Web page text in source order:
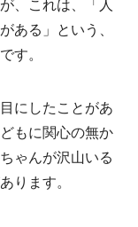
、これは、「人
ある」という、
す。
にしたことがあ
もに関心の無か
ゃんが沢山いる
ります。